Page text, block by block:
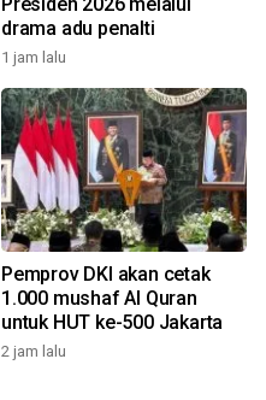
drama adu penalti
1 jam lalu
Pemprov DKI akan cetak
1.000 mushaf Al Quran
untuk HUT ke-500 Jakarta
2 jam lalu